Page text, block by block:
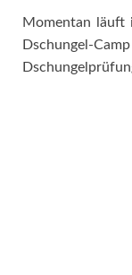
Momentan läuft
Dschungel-